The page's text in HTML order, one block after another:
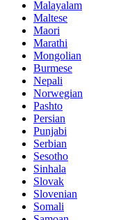
Malayalam
Maltese
Maori
Marathi
Mongolian
Burmese
Nepali
Norwegian
Pashto
Persian
Punjabi
Serbian
Sesotho
Sinhala
Slovak
Slovenian
Somali